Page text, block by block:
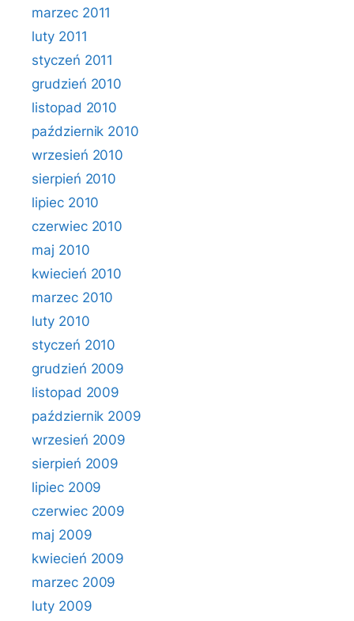
marzec 2011
luty 2011
styczeń 2011
grudzień 2010
listopad 2010
październik 2010
wrzesień 2010
sierpień 2010
lipiec 2010
czerwiec 2010
maj 2010
kwiecień 2010
marzec 2010
luty 2010
styczeń 2010
grudzień 2009
listopad 2009
październik 2009
wrzesień 2009
sierpień 2009
lipiec 2009
czerwiec 2009
maj 2009
kwiecień 2009
marzec 2009
luty 2009